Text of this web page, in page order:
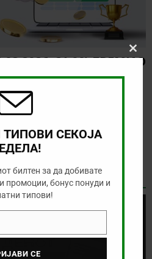
21:00) ГРЕМИО
обложување, а ние ќе го
првенство
Close
this
СЕКОЈА
билтен за да добивате
промоции, бонус понуди и
типови!
СЕ